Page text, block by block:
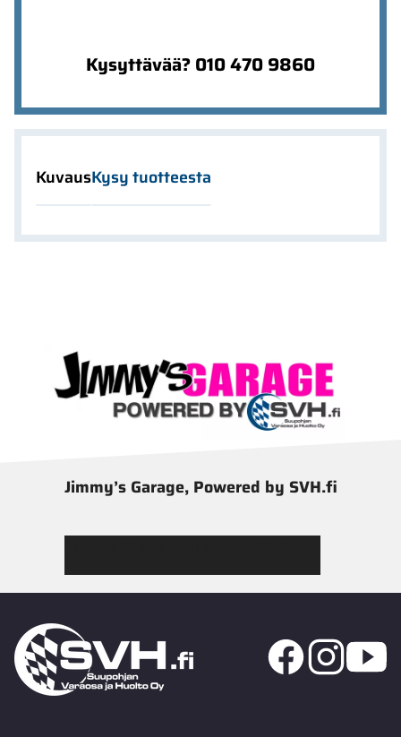
Kysyttävää? 010 470 9860
KuvausKysy tuotteesta
Jimmy’s Garage, Powered by SVH.fi